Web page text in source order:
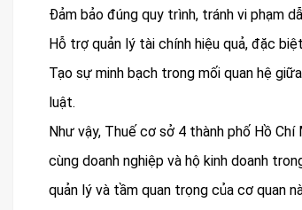
Đảm bảo đúng quy trình, tránh vi phạm
Hỗ trợ quản lý tài chính hiệu quả, đặc
Tạo sự minh bạch trong mối quan hệ
luật.
Như vậy, Thuế cơ sở 4 thành phố Hồ
cùng doanh nghiệp và hộ kinh doanh
quản lý và tầm quan trọng của cơ quan